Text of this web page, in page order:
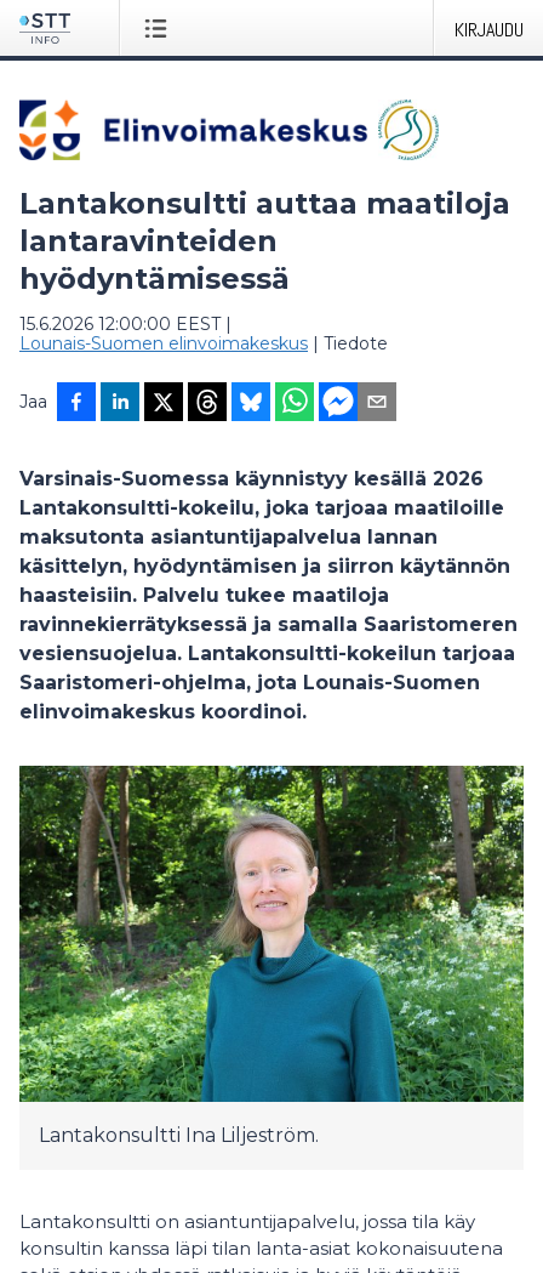
KIRJAUDU
Lantakonsultti auttaa maatiloja
lantaravinteiden
hyödyntämisessä
15.6.2026 12:00:00 EEST|
Lounais-Suomen elinvoimakeskus | Tiedote
Jaa
Varsinais-Suomessa käynnistyy kesällä 2026
Lantakonsultti-kokeilu, joka tarjoaa maatiloille
maksutonta asiantuntijapalvelua lannan
käsittelyn, hyödyntämisen ja siirron käytännön
haasteisiin. Palvelu tukee maatiloja
ravinnekierrätyksessä ja samalla Saaristomeren
vesiensuojelua. Lantakonsultti-kokeilun tarjoaa
Saaristomeri-ohjelma, jota Lounais-Suomen
elinvoimakeskus koordinoi.
Lantakonsultti Ina Liljeström.
Lantakonsultti on asiantuntijapalvelu, jossa tila käy
konsultin kanssa läpi tilan lanta-asiat kokonaisuutena